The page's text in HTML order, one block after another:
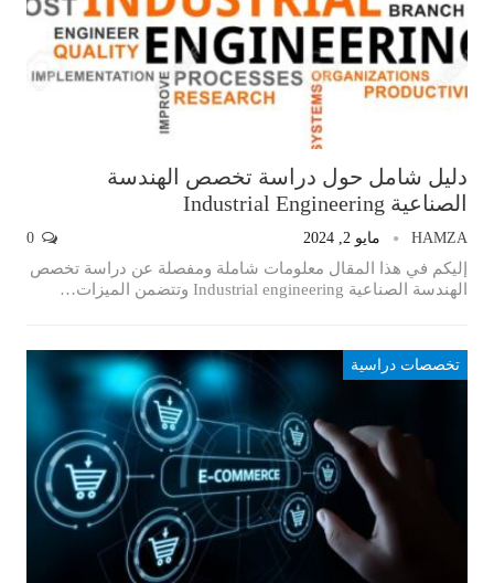
دليل شامل حول دراسة تخصص الهندسة
الصناعية Industrial Engineering
HAMZA مايو 2, 2024
إليكم في هذا المقال معلومات شاملة ومفصلة عن دراسة تخصص
الهندسة الصناعية Industrial engineering وتتضمن الميزات…
تخصصات دراسية